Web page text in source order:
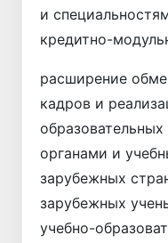
и
кредитно-
расширение
кадров и
органами и
зарубежных
зарубежных
учебно-